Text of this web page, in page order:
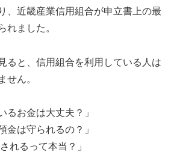
、近畿産業信用組合が申立書上の最
ました。
ると、信用組合を利用している人は
ん。
るお金は大丈夫？」
金は守られるの？」
れるって本当？」